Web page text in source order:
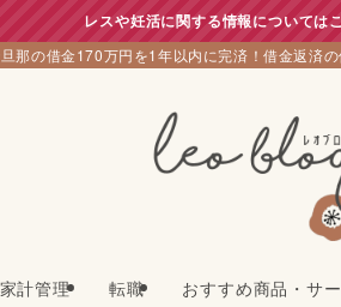
レスや妊活に関する情報については
那の借金170万円を1年以内に完済！借金返済
家計管理 転職 おすすめ商品・サ